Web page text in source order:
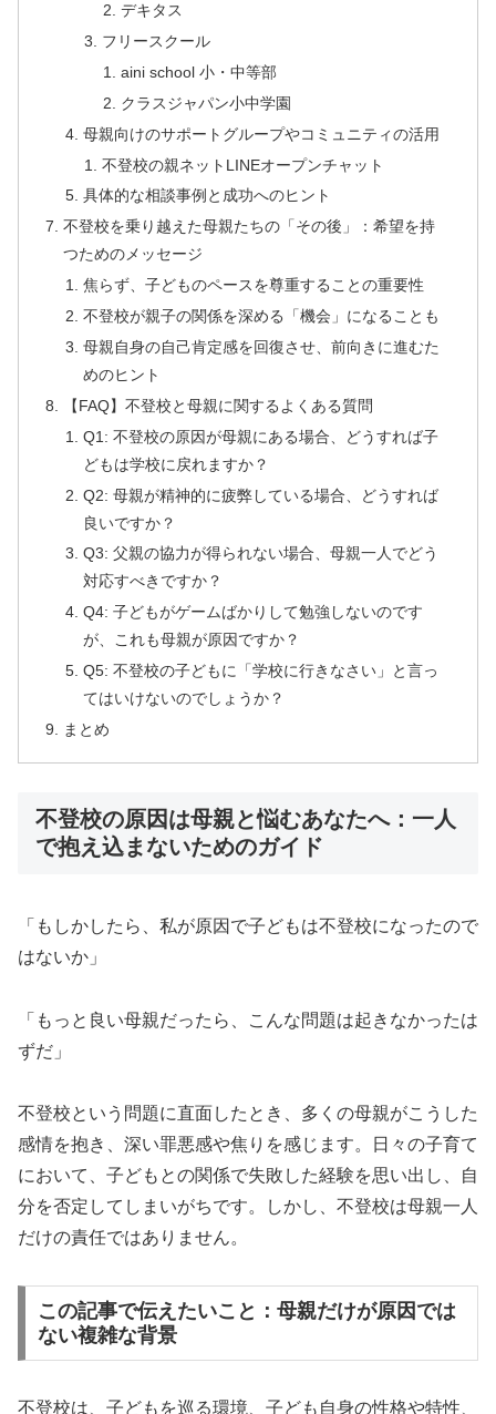
デキタス
フリースクール
aini school 小・中等部
​クラスジャパン小中学園
母親向けのサポートグループやコミュニティの活用
不登校の親ネットLINEオープンチャット
具体的な相談事例と成功へのヒント
不登校を乗り越えた母親たちの「その後」：希望を持
つためのメッセージ
焦らず、子どものペースを尊重することの重要性
不登校が親子の関係を深める「機会」になることも
母親自身の自己肯定感を回復させ、前向きに進むた
めのヒント
【FAQ】不登校と母親に関するよくある質問
Q1: 不登校の原因が母親にある場合、どうすれば子
どもは学校に戻れますか？
Q2: 母親が精神的に疲弊している場合、どうすれば
良いですか？
Q3: 父親の協力が得られない場合、母親一人でどう
対応すべきですか？
Q4: 子どもがゲームばかりして勉強しないのです
が、これも母親が原因ですか？
Q5: 不登校の子どもに「学校に行きなさい」と言っ
てはいけないのでしょうか？
まとめ
不登校の原因は母親と悩むあなたへ：一人
で抱え込まないためのガイド
「もしかしたら、私が原因で子どもは不登校になったので
はないか」
「もっと良い母親だったら、こんな問題は起きなかったは
ずだ」
不登校という問題に直面したとき、多くの母親がこうした
感情を抱き、深い罪悪感や焦りを感じます。日々の子育て
において、子どもとの関係で失敗した経験を思い出し、自
分を否定してしまいがちです。しかし、不登校は母親一人
だけの責任ではありません。
この記事で伝えたいこと：母親だけが原因では
ない複雑な背景
不登校は、子どもを巡る環境、子ども自身の性格や特性、